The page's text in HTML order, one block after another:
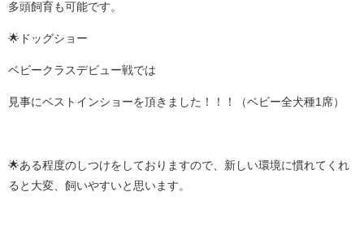
多頭飼育も可能です。
🌟ドッグショー
ベビークラスデビュー戦では
見事にベストインショーを頂きました！！！（ベビー全犬種1席）
🌟ある程度のしつけをしておりますので、新しい環境に慣れてくれ
ると大変、飼いやすいと思います。